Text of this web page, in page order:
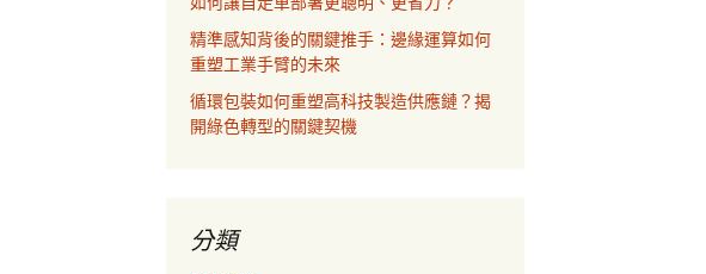
精準感知背後的關鍵推手：邊緣運算如何
重塑工業手臂的未來
循環包裝如何重塑高科技製造供應鏈？揭
開綠色轉型的關鍵契機
分類